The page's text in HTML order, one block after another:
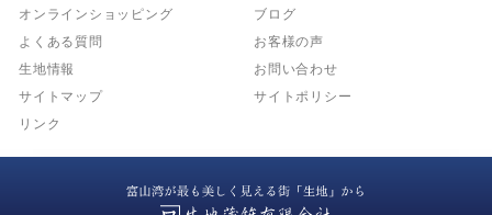
オンラインショッピング
ブログ
よくある質問
お客様の声
生地情報
お問い合わせ
サイトマップ
サイトポリシー
リンク